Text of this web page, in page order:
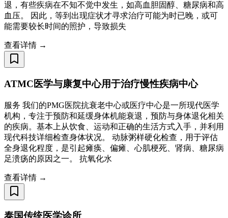
退，有些疾病在不知不觉中发生，如高血胆固醇、糖尿病和高
血压。 因此，等到出现症状才寻求治疗可能为时已晚，或可
能需要较长时间的照护，导致损失
查看详情 →
ATMC医学与康复中心用于治疗慢性疾病中心
服务 我们的PMG医院抗衰老中心或医疗中心是一所现代医学
机构，专注于预防和延缓身体机能衰退，预防与身体退化相关
的疾病。基本上从饮食、运动和正确的生活方式入手，并利用
现代科技详细检查身体状况。 动脉粥样硬化检查，用于评估
全身退化程度，是引起瘫痪、偏瘫、心肌梗死、肾病、糖尿病
足溃疡的原因之一。 抗氧化水
查看详情 →